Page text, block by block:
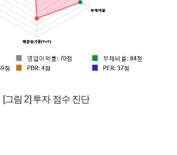
[그림 2] 투자 점수 진단